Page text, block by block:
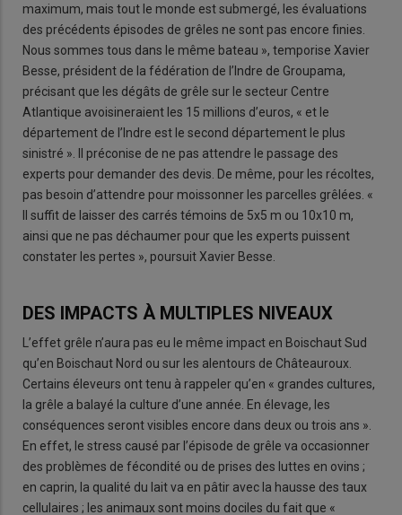
maximum, mais tout le monde est submergé, les évaluations
des précédents épisodes de grêles ne sont pas encore finies.
Nous sommes tous dans le même bateau », temporise Xavier
Besse, président de la fédération de l’Indre de Groupama,
précisant que les dégâts de grêle sur le secteur Centre
Atlantique avoisineraient les 15 millions d’euros, « et le
département de l’Indre est le second département le plus
sinistré ». Il préconise de ne pas attendre le passage des
experts pour demander des devis. De même, pour les récoltes,
pas besoin d’attendre pour moissonner les parcelles grêlées. «
Il suffit de laisser des carrés témoins de 5x5 m ou 10x10 m,
ainsi que ne pas déchaumer pour que les experts puissent
constater les pertes », poursuit Xavier Besse.
DES IMPACTS À MULTIPLES NIVEAUX
L’effet grêle n’aura pas eu le même impact en Boischaut Sud
qu’en Boischaut Nord ou sur les alentours de Châteauroux.
Certains éleveurs ont tenu à rappeler qu’en « grandes cultures,
la grêle a balayé la culture d’une année. En élevage, les
conséquences seront visibles encore dans deux ou trois ans ».
En effet, le stress causé par l’épisode de grêle va occasionner
des problèmes de fécondité ou de prises des luttes en ovins ;
en caprin, la qualité du lait va en pâtir avec la hausse des taux
cellulaires ; les animaux sont moins dociles du fait que «